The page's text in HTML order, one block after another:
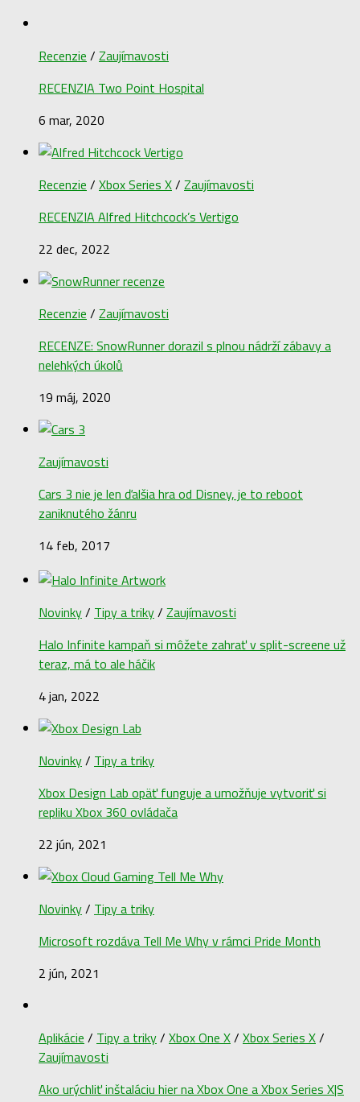
Recenzie / Zaujímavosti
RECENZIA Two Point Hospital
6 mar, 2020
Recenzie / Xbox Series X/ Zaujímavosti
RECENZIA Alfred Hitchcock’s Vertigo
22 dec, 2022
Recenzie / Zaujímavosti
RECENZE: SnowRunner dorazil s plnou nádrží zábavy a
nelehkých úkolů
19 máj, 2020
Zaujímavosti
Cars 3 nie je len ďalšia hra od Disney, je to reboot
zaniknutého žánru
14 feb, 2017
Novinky/ Tipy a triky/ Zaujímavosti
Halo Infinite kampaň si môžete zahrať v split-screene už
teraz, má to ale háčik
4 jan, 2022
Novinky/ Tipy a triky
Xbox Design Lab opäť funguje a umožňuje vytvoriť si
repliku Xbox 360 ovládača
22 jún, 2021
Novinky/ Tipy a triky
Microsoft rozdáva Tell Me Why v rámci Pride Month
2 jún, 2021
Aplikácie / Tipy a triky/ Xbox One X/ Xbox Series X/
Zaujímavosti
Ako urýchliť inštaláciu hier na Xbox One a Xbox Series X|S